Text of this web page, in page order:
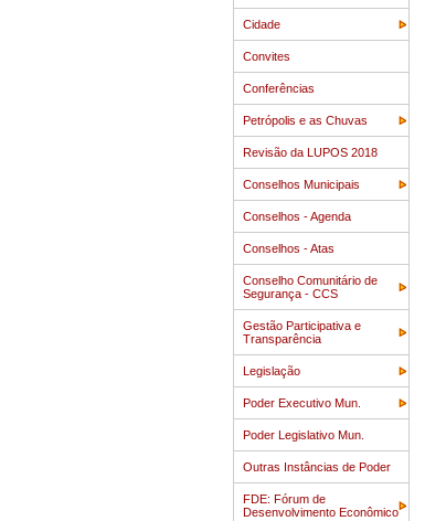
Cidade
Convites
Conferências
Petrópolis e as Chuvas
Revisão da LUPOS 2018
Conselhos Municipais
Conselhos - Agenda
Conselhos - Atas
Conselho Comunitário de
Segurança - CCS
Gestão Participativa e
Transparência
Legislação
Poder Executivo Mun.
Poder Legislativo Mun.
Outras Instâncias de Poder
FDE: Fórum de
Desenvolvimento Econômico